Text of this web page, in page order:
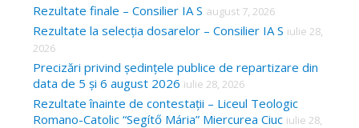
Rezultate finale – Consilier IA S august 7, 2026
Rezultate la selecția dosarelor – Consilier IA S iulie 28,
2026
Precizări privind ședințele publice de repartizare din
data de 5 și 6 august 2026 iulie 28, 2026
Rezultate înainte de contestații – Liceul Teologic
Romano-Catolic “Segítő Mária” Miercurea Ciuc iulie 28,